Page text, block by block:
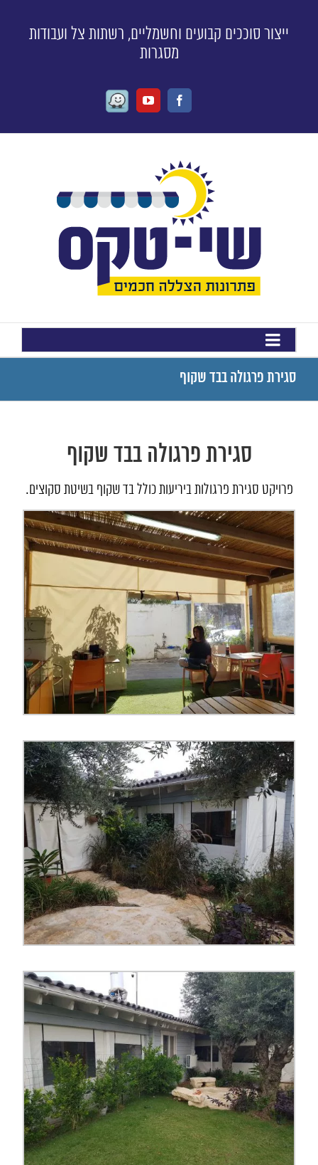
ייצור סוככים קבועים וחשמליים, רשתות צל ועבודות
מסגרות
Facebook
Youtube
Waze
סגירת פרגולה בבד שקוף
סגירת פרגולה בבד שקוף
פרויקט סגירת פרגולות ביריעות כולל בד שקוף בשיטת סקוצים.